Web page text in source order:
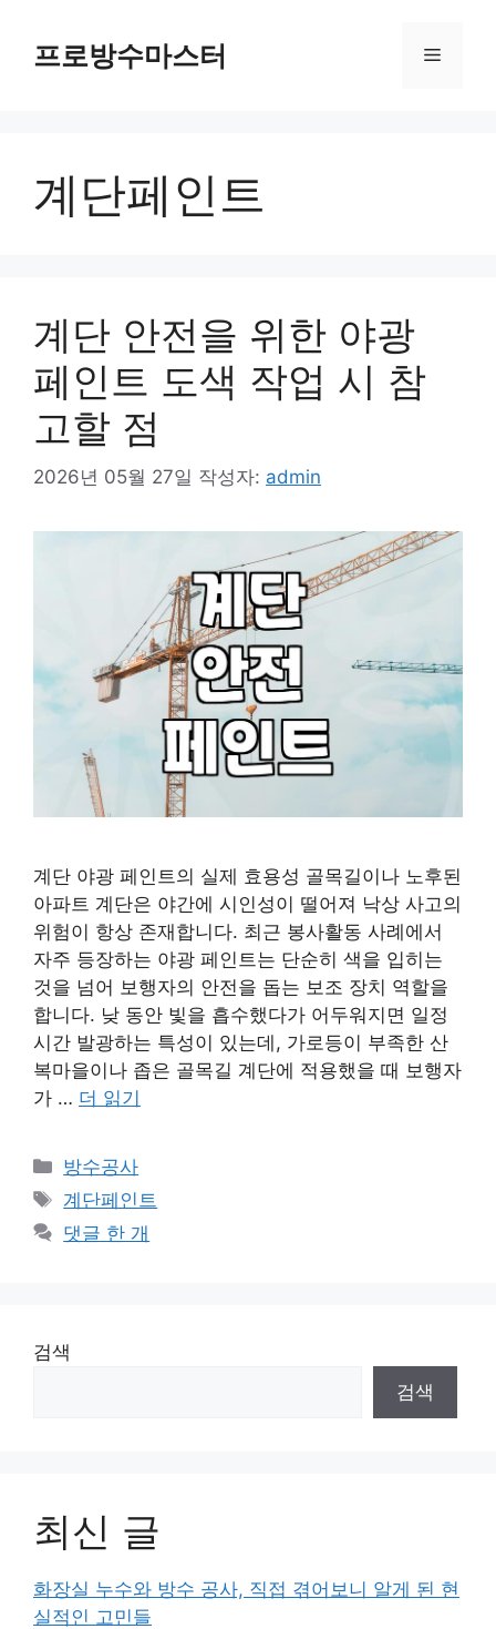
프로방수마스터 메
계단페인트
계단 안전을 위한 야광
페인트 도색 작업 시 참
고할 점
2026년 05월 27일 작성자: admin
계단 야광 페인트의 실제 효용성 골목길이나 노후된
아파트 계단은 야간에 시인성이 떨어져 낙상 사고의
위험이 항상 존재합니다. 최근 봉사활동 사례에서
자주 등장하는 야광 페인트는 단순히 색을 입히는
것을 넘어 보행자의 안전을 돕는 보조 장치 역할을
합니다. 낮 동안 빛을 흡수했다가 어두워지면 일정
시간 발광하는 특성이 있는데, 가로등이 부족한 산
복마을이나 좁은 골목길 계단에 적용했을 때 보행자
가 … 더 읽기
카
테
리
방수공사
태
그
계단페인트
댓글 한 개
검색
검색
최신 글
화장실 누수와 방수 공사, 직접 겪어보니 알게 된 현
실적인 고민들